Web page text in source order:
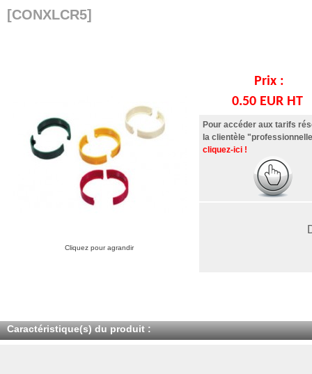
[CONXLCR5]
Cliquez pour agrandir
Prix :
0.50 EUR HT
Pour accéder aux tarifs
la clientèle
cliquez-ici !
Caractéristique(s) du produit :